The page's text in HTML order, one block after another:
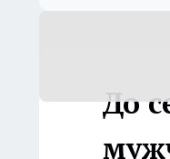
До